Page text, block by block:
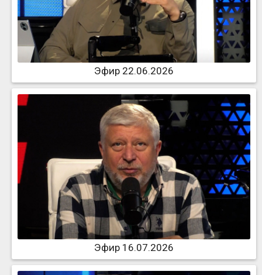
Эфир 22.06.2026
Эфир 16.07.2026